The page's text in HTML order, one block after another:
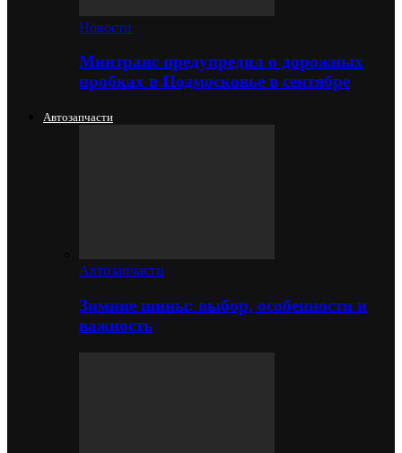
Новости
Минтранс предупредил о дорожных
пробках в Подмосковье в сентябре
Автозапчасти
Автозапчасти
Зимние шины: выбор, особенности и
важность